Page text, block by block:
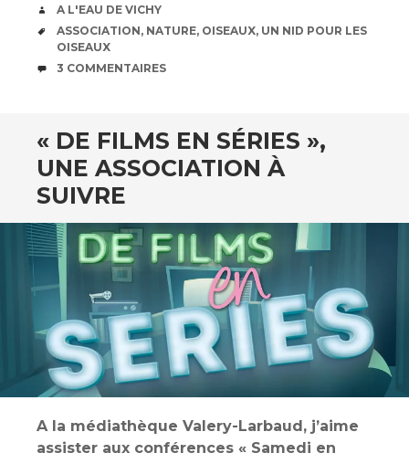
AUTEUR
A L'EAU DE VICHY
ÉTIQUETTES
ASSOCIATION, NATURE, OISEAUX, UN NID POUR LES
OISEAUX
COMMENTAIRES
3 COMMENTAIRES
« DE FILMS EN SÉRIES »,
UNE ASSOCIATION À
SUIVRE
A la médiathèque Valery-Larbaud, j’aime
assister aux conférences « Samedi en